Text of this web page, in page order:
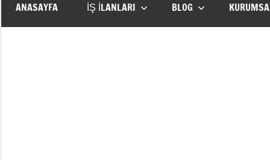
ANASAYFA İŞ İLANLARI BLOG